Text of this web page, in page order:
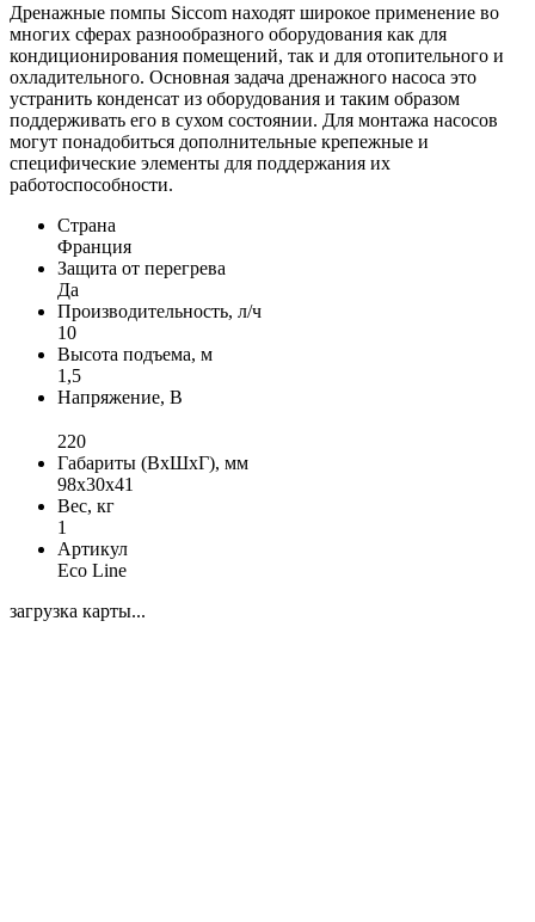
Дренажные помпы Siccom находят широкое применение во
многих сферах разнообразного оборудования как для
кондиционирования помещений, так и для отопительного и
охладительного. Основная задача дренажного насоса это
устранить конденсат из оборудования и таким образом
поддерживать его в сухом состоянии. Для монтажа насосов
могут понадобиться дополнительные крепежные и
специфические элементы для поддержания их
работоспособности.
Страна
Франция
Защита от перегрева
Да
Производительность, л/ч
10
Высота подъема, м
1,5
Напряжение, В
220
Габариты (ВxШxГ), мм
98х30х41
Вес, кг
1
Артикул
Eco Line
загрузка карты...